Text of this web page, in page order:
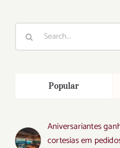
Search
Popular
Aniversariantes
cortesias em